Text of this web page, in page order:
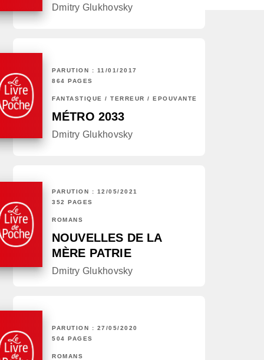
Dmitry Glukhovsky
PARUTION : 11/01/2017
864 PAGES
FANTASTIQUE / TERREUR / EPOUVANTE
MÉTRO 2033
Dmitry Glukhovsky
PARUTION : 12/05/2021
352 PAGES
ROMANS
NOUVELLES DE LA
MÈRE PATRIE
Dmitry Glukhovsky
PARUTION : 27/05/2020
504 PAGES
ROMANS